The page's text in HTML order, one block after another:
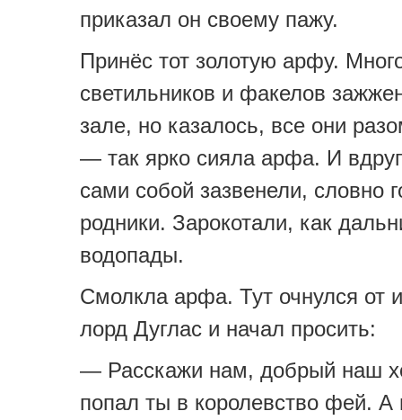
приказал он своему пажу.
Принёс тот золотую арфу.
светильников и факелов
зале, но казалось, все они
— так ярко сияла арфа. И
сами собой зазвенели, словно
родники. Зарокотали, как
водопады.
Смолкла арфа. Тут очнулся от
лорд Дуглас и начал просить:
— Расскажи нам, добрый наш
попал ты в королевство фей. А